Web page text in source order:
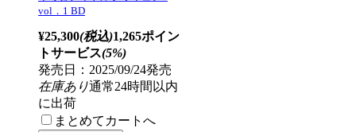
てご確認ください。
す。商品ページにてご確認ください。
キミとアイドルプリキュア♪TVシリー